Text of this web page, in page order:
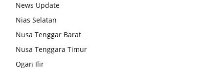
News Update
Nias Selatan
Nusa Tenggar Barat
Nusa Tenggara Timur
Ogan Ilir